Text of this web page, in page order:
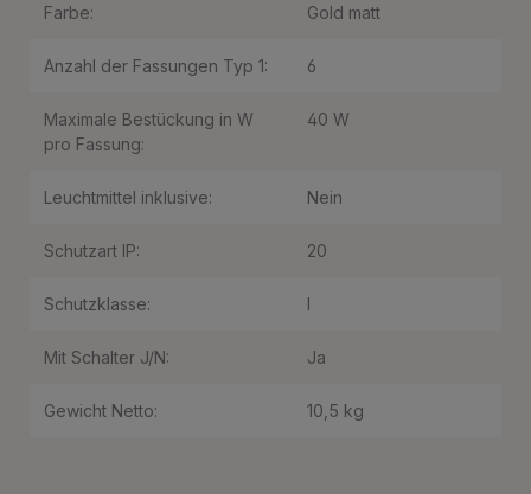
Farbe: Gold matt
Anzahl der Fassungen Typ 1: 6
Maximale Bestückung in W
pro Fassung:
40 W
Leuchtmittel inklusive: Nein
Schutzart IP: 20
Schutzklasse: I
Mit Schalter J/N: Ja
Gewicht Netto: 10,5 kg